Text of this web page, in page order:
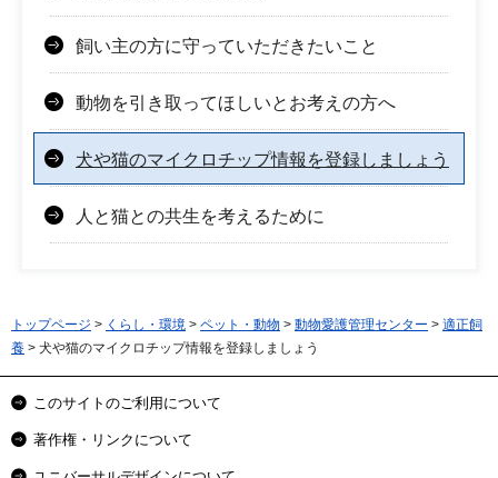
飼い主の方に守っていただきたいこと
動物を引き取ってほしいとお考えの方へ
犬や猫のマイクロチップ情報を登録しましょう
人と猫との共生を考えるために
トップページ > くらし・環境 > ペット・動物 > 動物愛護管理センター > 適正飼
養 > 犬や猫のマイクロチップ情報を登録しましょう
このサイトのご利用について
著作権・リンクについて